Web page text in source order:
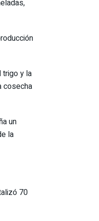
trigo y la
cosecha
un
la
70